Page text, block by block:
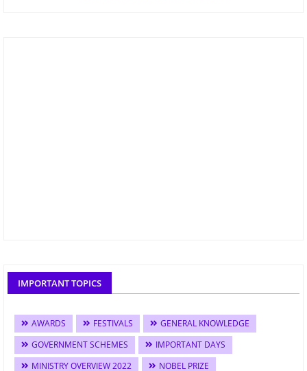
IMPORTANT TOPICS
AWARDS FESTIVALS
GENERAL KNOWLEDGE
GOVERNMENT SCHEMES
IMPORTANT DAYS
MINISTRY OVERVIEW 2022
NOBEL PRIZE